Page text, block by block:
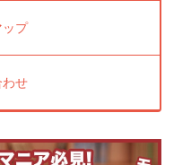
ップ
わせ